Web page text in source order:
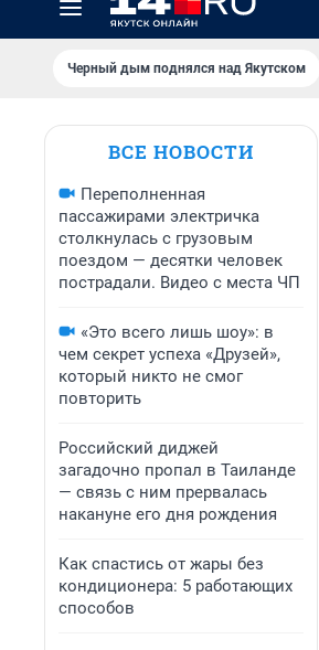
Черный дым поднялся над Якутском
ВСЕ НОВОСТИ
Переполненная
пассажирами электричка
столкнулась с грузовым
поездом — десятки человек
пострадали. Видео с места ЧП
«Это всего лишь шоу»: в
чем секрет успеха «Друзей»,
который никто не смог
повторить
Российский диджей
загадочно пропал в Таиланде
— связь с ним прервалась
накануне его дня рождения
Как спастись от жары без
кондиционера: 5 работающих
способов